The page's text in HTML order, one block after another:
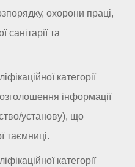
охорони праці,
санітарії та
категорії
інформації
установу), що
таємниці.
категорії